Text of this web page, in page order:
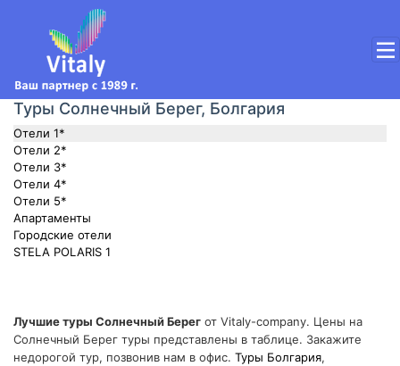
Туры Солнечный Берег, Болгария
Отели 1*
Отели 2*
Отели 3*
Отели 4*
Отели 5*
Апартаменты
Городские отели
STELA POLARIS 1
Лучшие туры Солнечный Берег от Vitaly-company. Цены на
Солнечный Берег туры представлены в таблице. Закажите
недорогой тур, позвонив нам в офис. Туры Болгария,